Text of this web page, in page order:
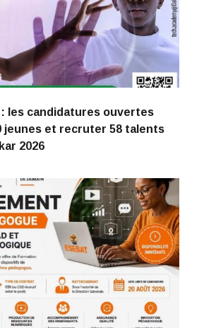
: les candidatures ouvertes
jeunes et recruter 58 talents
2026